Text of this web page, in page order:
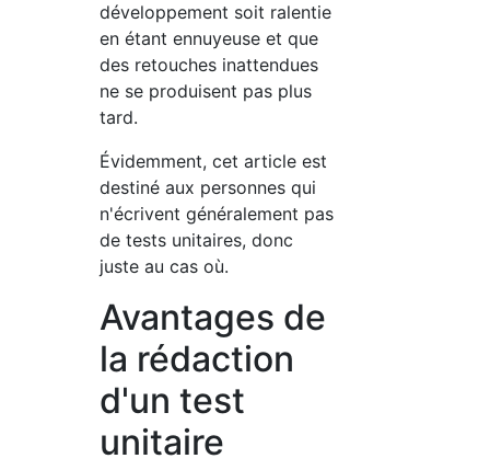
développement soit ralentie
en étant ennuyeuse et que
des retouches inattendues
ne se produisent pas plus
tard.
Évidemment, cet article est
destiné aux personnes qui
n'écrivent généralement pas
de tests unitaires, donc
juste au cas où.
Avantages de
la rédaction
d'un test
unitaire